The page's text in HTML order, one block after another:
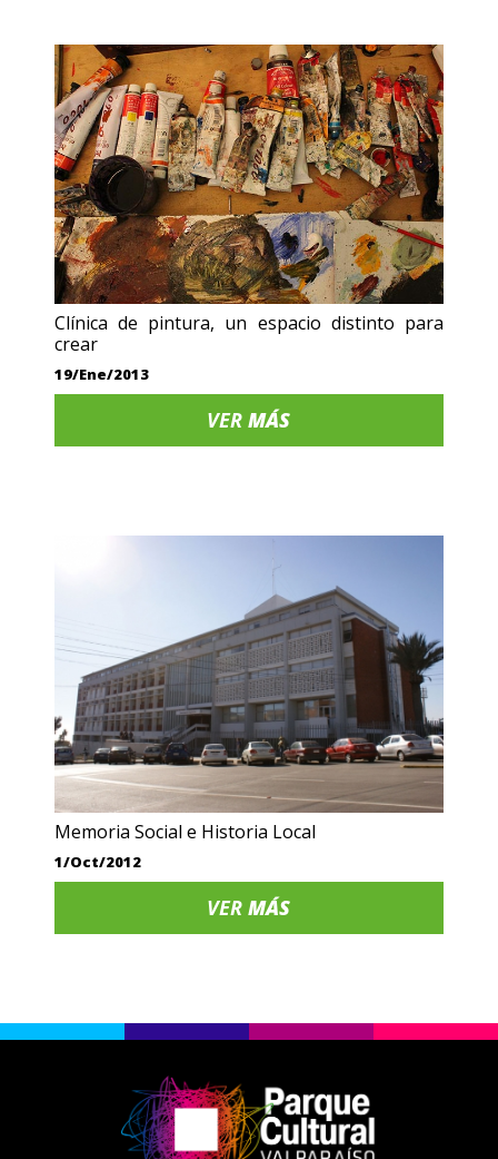
Clínica de pintura, un espacio distinto para
crear
19/Ene/2013
VERMÁS
Memoria Social e Historia Local
1/Oct/2012
VERMÁS